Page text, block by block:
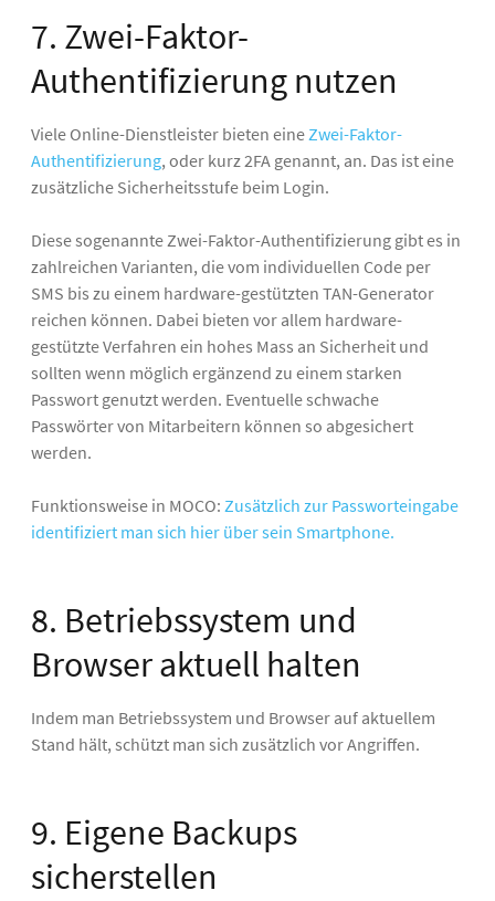
7. Zwei-Faktor-
Authentifizierung nutzen
Viele Online-Dienstleister bieten eineZwei-Faktor-
Authentifizierung, oder kurz 2FA genannt, an. Das ist eine
zusätzliche Sicherheitsstufe beim Login.
Diese sogenannte Zwei-Faktor-Authentifizierung gibt es in
zahlreichen Varianten, die vom individuellen Code per
SMS bis zu einem hardware-gestützten TAN-Generator
reichen können. Dabei bieten vor allem hardware-
gestützte Verfahren ein hohes Mass an Sicherheit und
sollten wenn möglich ergänzend zu einem starken
Passwort genutzt werden. Eventuelle schwache
Passwörter von Mitarbeitern können so abgesichert
werden.
Funktionsweise in MOCO: Zusätzlich zur Passworteingabe
identifiziert man sich hier über sein Smartphone.
8. Betriebssystem und
Browser aktuell halten
Indem man Betriebssystem und Browser auf aktuellem
Stand hält, schützt man sich zusätzlich vor Angriffen.
9. Eigene Backups
sicherstellen